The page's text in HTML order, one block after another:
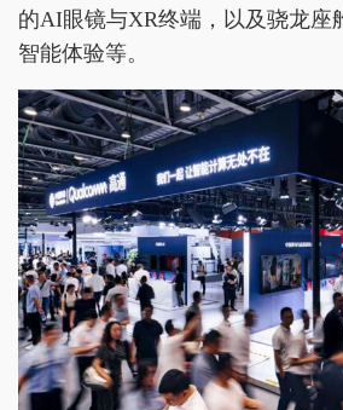
的AI眼镜与XR终端，以及骁龙座
智能体验等。